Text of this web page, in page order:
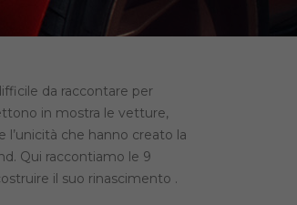
da raccontare per
in mostra le vetture,
che hanno creato la
Qui raccontiamo le 9
il suo rinascimento .